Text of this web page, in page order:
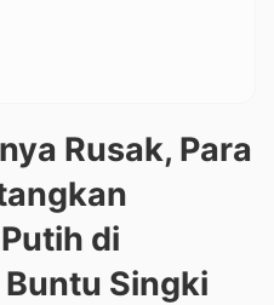
Rusak, Para
di
Singki